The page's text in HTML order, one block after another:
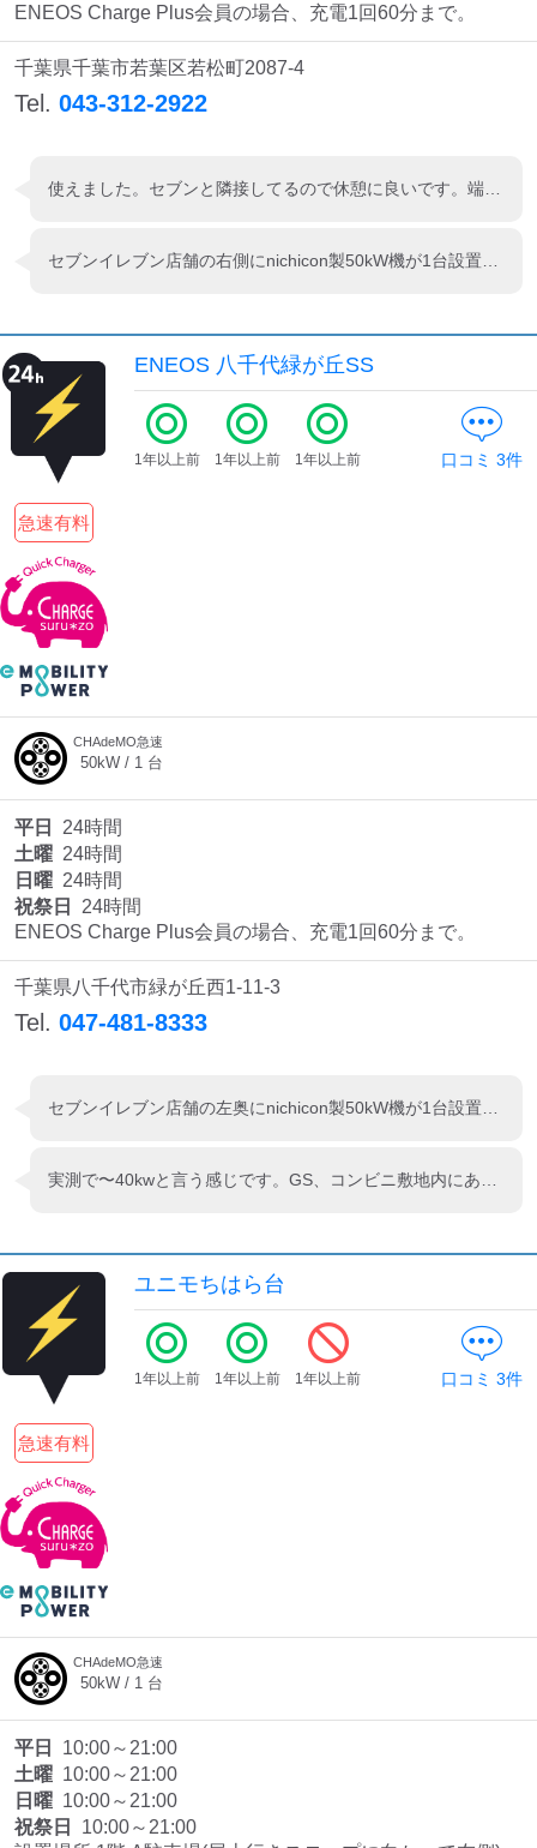
ENEOS Charge Plus会員の場合、充電1回60分まで。
千葉県千葉市若葉区若松町2087-4
Tel. 043-312-2922
ENEOS 八千代緑が丘SS
急速有料
1年以上前 1年以上前 1年以上前 口コミ 3件
CHAdeMO急速
50kW / 1 台
平日
24時間
土曜 24時間
日曜 24時間
祝祭日
24時間
ENEOS Charge Plus会員の場合、充電1回60分まで。
千葉県八千代市緑が丘西1-11-3
Tel. 047-481-8333
セブンイレブン店舗の左奥にnichicon製50kW機が1台設置されてます。 24時間営業のコンビニ併設は嬉しいですね。
実測で〜40kwと言う感じです。GS、コンビニ敷地内にあるので便利。ENEOS CHARGE PLUSカード、e-mobility 、各種プリペイドカードなど支払い方法にバリエーションが多く、利用しやすいと思います。
ユニモちはら台
急速有料
1年以上前 1年以上前 1年以上前 口コミ 3件
CHAdeMO急速
50kW / 1 台
平日
10:00～21:00
土曜 10:00～21:00
日曜 10:00～21:00
祝祭日
10:00～21:00